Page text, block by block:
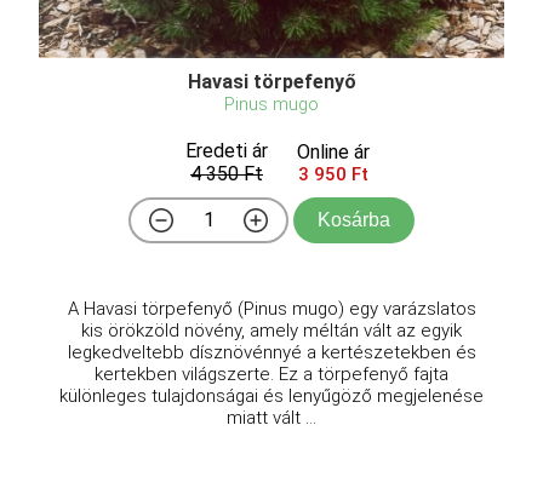
Havasi törpefenyő
Pinus mugo
Eredeti ár
4 350 Ft
Online ár
3 950 Ft
Kosárba
A Havasi törpefenyő (Pinus mugo) egy varázslatos
kis örökzöld növény, amely méltán vált az egyik
legkedveltebb dísznövénnyé a kertészetekben és
kertekben világszerte. Ez a törpefenyő fajta
különleges tulajdonságai és lenyűgöző megjelenése
miatt vált ...